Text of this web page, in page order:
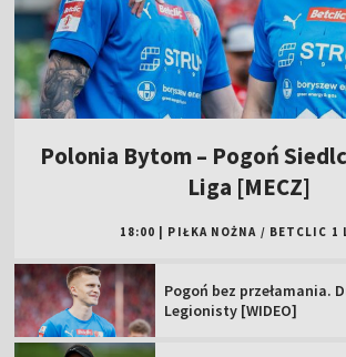
Polonia Bytom – Pogoń
Liga [MECZ]
18:00 PIŁKA NOŻNA / BETCLIC 1
Pogoń bez przełamania.
Legionisty [WIDEO]